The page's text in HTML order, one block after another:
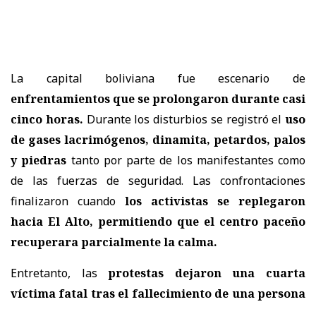
La capital boliviana fue escenario de
enfrentamientos que se prolongaron durante casi
cinco horas. Durante los disturbios se registró el uso
de gases lacrimógenos, dinamita, petardos, palos
y piedras tanto por parte de los manifestantes como
de las fuerzas de seguridad. Las confrontaciones
finalizaron cuando los activistas se replegaron
hacia El Alto, permitiendo que el centro paceño
recuperara parcialmente la calma.
Entretanto, lasprotestas dejaron una cuarta
víctima fatal tras el fallecimiento de una persona